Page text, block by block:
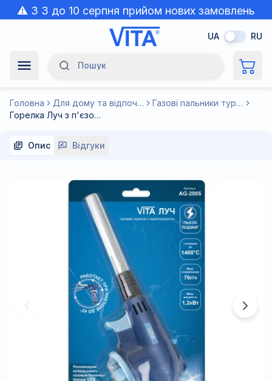
⚠️ З 3 до 10 серпня прийом нових замовлень
призупинено через спеку.
UA RU
Пошук
Головна Для дому та відпочинку
Газові пальники туристичні
Горелка Луч з п'єзопідпалом сопло з турбіною тонке полум'я Корея VITA
Опис Відгуки